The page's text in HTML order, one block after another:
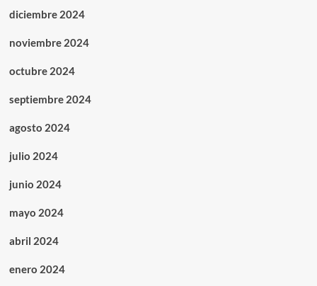
diciembre 2024
noviembre 2024
octubre 2024
septiembre 2024
agosto 2024
julio 2024
junio 2024
mayo 2024
abril 2024
enero 2024